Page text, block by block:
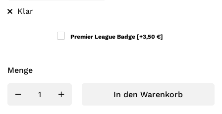
Klar
Premier League Badge [+3,50 €]
Menge
In den Warenkorb